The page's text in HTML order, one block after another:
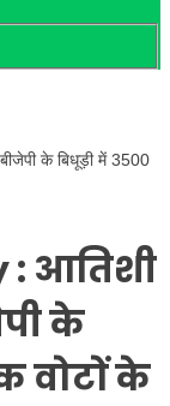
के बिधूड़ी में 3500
: आतिशी
के
वोटों के